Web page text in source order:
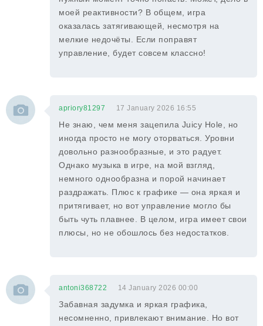
моей реактивности? В общем, игра
оказалась затягивающей, несмотря на
мелкие недочёты. Если поправят
управление, будет совсем классно!
apriory81297 17 January 2026 16:55
Не знаю, чем меня зацепила Juicy Hole, но
иногда просто не могу оторваться. Уровни
довольно разнообразные, и это радует.
Однако музыка в игре, на мой взгляд,
немного однообразна и порой начинает
раздражать. Плюс к графике — она яркая и
притягивает, но вот управление могло бы
быть чуть плавнее. В целом, игра имеет свои
плюсы, но не обошлось без недостатков.
antoni368722 14 January 2026 00:00
Забавная задумка и яркая графика,
несомненно, привлекают внимание. Но вот